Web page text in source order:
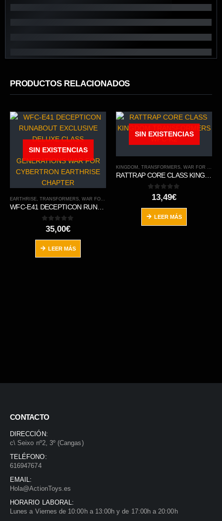
PRODUCTOS RELACIONADOS
SIN EXISTENCIAS
EARTHRISE, TRANSFORMERS, WAR FOR CYBERTRON TRILOGY
WFC-E41 DECEPTICON RUNABOUT EXCLUSIVE DELUXE CLASS TRANSFORMERS GENERATIONS WAR FOR CYBERTRON EARTHRISE CHAPTER
out of 5
35,00€
LEER MÁS
SIN EXISTENCIAS
KINGDOM , TRANSFORMERS, WAR FOR CYBERTRON TRILOGY
RATTRAP CORE CLASS KINGDOM TRANSFORMERS WFC-K2
out of 5
13,49€
LEER MÁS
CONTACTO
DIRECCIÓN:
c\ Seixo nº2, 3º (Cangas)
TELÉFONO:
616947674
EMAIL:
Hola@ActionToys.es
HORARIO LABORAL:
Lunes a Viernes de 10:00h a 13:00h y de 17:00h a 20:00h